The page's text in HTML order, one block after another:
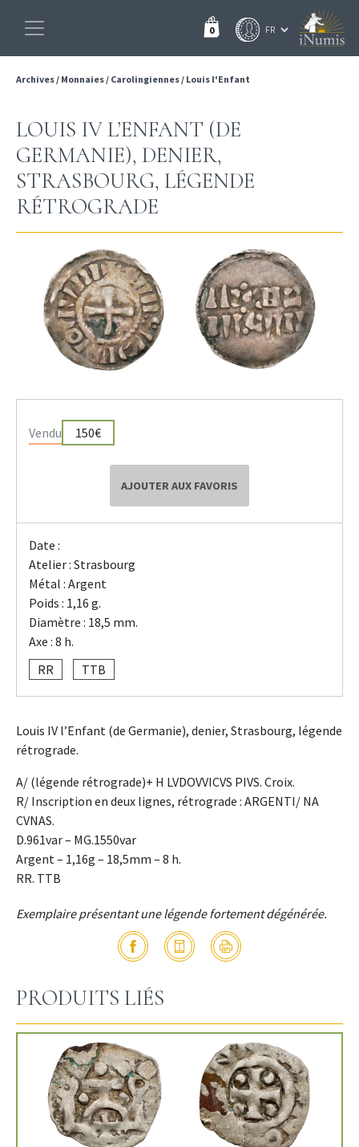
0
Archives/ Monnaies/ Carolingiennes/ Louis l'Enfant
LOUIS IV L’ENFANT (DE
GERMANIE), DENIER,
STRASBOURG, LÉGENDE
RÉTROGRADE
Vendu 150€
AJOUTER AUX FAVORIS
Date :
Atelier : Strasbourg
Métal : Argent
Poids : 1,16 g.
Diamètre : 18,5 mm.
Axe : 8 h.
RR
TTB
Louis IV l’Enfant (de Germanie), denier, Strasbourg, légende
rétrograde.
A/ (légende rétrograde)+ H LVDOVVICVS PIVS. Croix.
R/ Inscription en deux lignes, rétrograde : ARGENTI/ NA
CVNAS.
D.961var – MG.1550var
Argent – 1,16g – 18,5mm – 8 h.
RR. TTB
Exemplaire présentant une légende fortement dégénérée.
PRODUITS LIÉS